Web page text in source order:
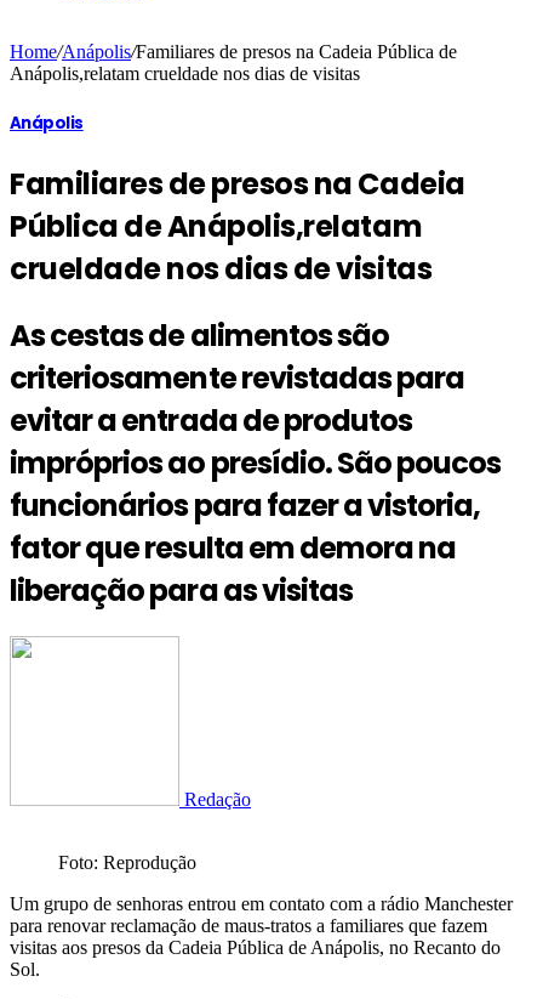
Home/Anápolis/Familiares de presos na Cadeia Pública de
Anápolis,relatam crueldade nos dias de visitas
Anápolis
Familiares de presos na Cadeia
Pública de Anápolis,relatam
crueldade nos dias de visitas
As cestas de alimentos são
criteriosamente revistadas para
evitar a entrada de produtos
impróprios ao presídio. São poucos
funcionários para fazer a vistoria,
fator que resulta em demora na
liberação para as visitas
Redação
Foto: Reprodução
Um grupo de senhoras entrou em contato com a rádio Manchester
para renovar reclamação de maus-tratos a familiares que fazem
visitas aos presos da Cadeia Pública de Anápolis, no Recanto do
Sol.